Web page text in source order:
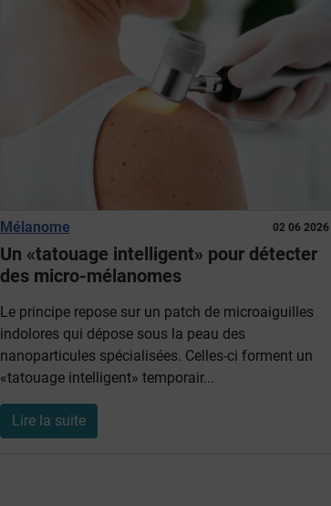
02 06 2026
Mélanome
Un «tatouage intelligent» pour détecter
des micro-mélanomes
Le principe repose sur un patch de microaiguilles
indolores qui dépose sous la peau des
nanoparticules spécialisées. Celles-ci forment un
«tatouage intelligent» temporair...
Lire la suite